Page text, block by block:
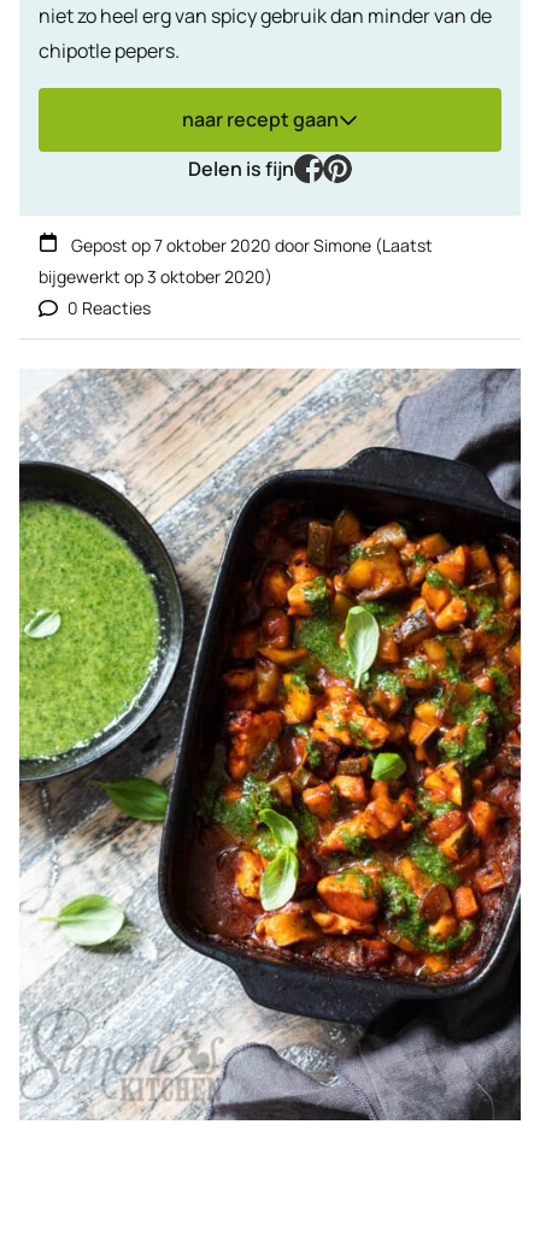
niet zo heel erg van spicy gebruik dan minder van de
chipotle pepers.
naar recept gaan
Delen is fijn
facebook
pinterest
Gepost op7 oktober 2020 doorSimone (Laatst
bijgewerkt op3 oktober 2020)
0 Reacties